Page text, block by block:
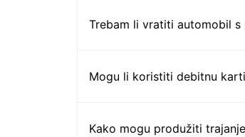
Trebam li vratiti automobil
Mogu li koristiti debitnu
Kako mogu produžiti